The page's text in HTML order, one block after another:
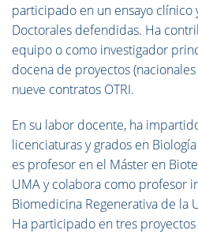
participado en un ensayo clínico
Doctorales defendidas. Ha
equipo o como investigador
docena de proyectos
nueve contratos OTRI.
En su labor docente, ha
licenciaturas y grados en
es profesor en el Máster en
UMA y colabora como profesor
Biomedicina Regenerativa de la
Ha participado en tres